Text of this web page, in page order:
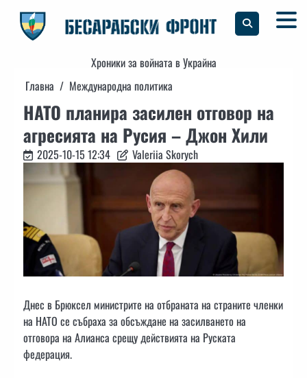
content
Хроники за войната в Украйна
Главна
Международна политика
НАТО планира засилен отговор на
агресията на Русия – Джон Хили
2025-10-15 12:34 Valeriia Skorych
Днес в Брюксел министрите на отбраната на страните членки
на НАТО се събраха за обсъждане на засилването на
отговора на Алианса срещу действията на Руската
федерация.